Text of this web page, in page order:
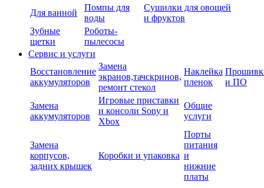
Для ванной
Помпы для
воды
Сушилки для овощей
и фруктов
Зубные
щетки
Роботы-
пылесосы
Сервис и услуги
Восстановление
аккумуляторов
Замена
экранов,тачскринов,
ремонт стекол
Наклейка
пленок
и ПО
Замена
аккумуляторов
Игровые приставки
и консоли Sony и
Xbox
Общие
услуги
Замена
корпусов,
задних крышек
Коробки и упаковка
Порты
питания
и
нижние
платы